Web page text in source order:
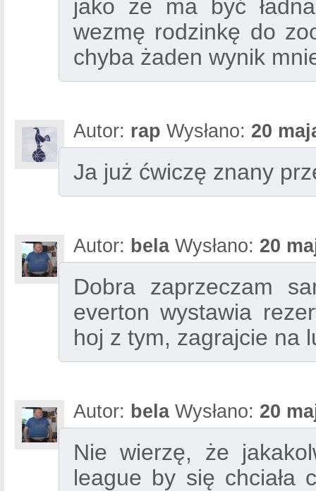
jako że ma być
wezmę rodzinkę do
chyba żaden wynik
Autor: rap Wysłano: 20
Ja już ćwiczę znany
Autor: belaWysłano: 20
Dobra zaprzeczam
everton wystawia
hoj z tym, zagrajcie na
Autor: belaWysłano: 20
Nie wierzę, że
league by się chciała